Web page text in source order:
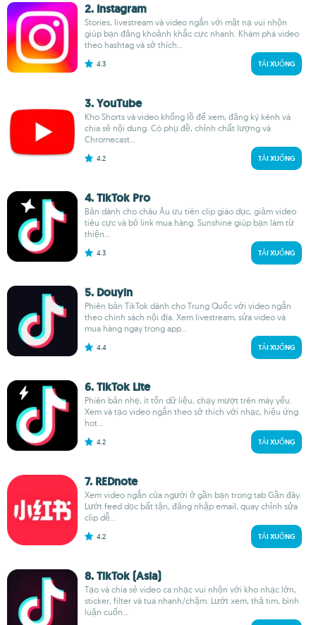
2. Instagram
Stories, livestream và video ngắn với mặt nạ vui nhộn
giúp bạn đăng khoảnh khắc cực nhanh. Khám phá video
theo hashtag và sở thích...
4.3 TẢI XUỐNG
3. YouTube
Kho Shorts và video khổng lồ để xem, đăng ký kênh và
chia sẻ nội dung. Có phụ đề, chỉnh chất lượng và
Chromecast...
4.2 TẢI XUỐNG
4. TikTok Pro
Bản dành cho châu Âu ưu tiên clip giáo dục, giảm video
tiêu cực và bỏ link mua hàng. Sunshine giúp bạn làm từ
thiện...
4.3 TẢI XUỐNG
5. Douyin
Phiên bản TikTok dành cho Trung Quốc với video ngắn
theo chính sách nội địa. Xem livestream, sửa video và
mua hàng ngay trong app...
4.4 TẢI XUỐNG
6. TikTok Lite
Phiên bản nhẹ, ít tốn dữ liệu, chạy mượt trên máy yếu.
Xem và tạo video ngắn theo sở thích với nhạc, hiệu ứng
hot...
4.2 TẢI XUỐNG
7. REDnote
Xem video ngắn của người ở gần bạn trong tab Gần đây.
Lướt feed dọc bất tận, đăng nhập email, quay chỉnh sửa
clip dễ...
4.2 TẢI XUỐNG
8. TikTok (Asia)
Tạo và chia sẻ video ca nhạc vui nhộn với kho nhạc lớn,
sticker, filter và tua nhanh/chậm. Lướt xem, thả tim, bình
luận cuốn...